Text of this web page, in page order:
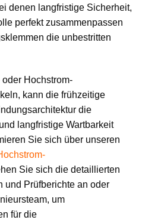
denen langfristige Sicherheit,
perfekt zusammenpassen
die unbestritten
Hochstrom-
kann die frühzeitige
die
langfristige Wartbarkeit
Sie sich über unseren
Sie sich die detaillierten
und Prüfberichte an oder
um
für die